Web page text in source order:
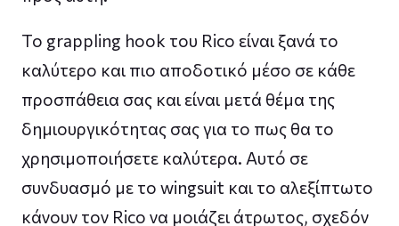
Το grappling hook του Rico είναι ξανά το
καλύτερο και πιο αποδοτικό μέσο σε κάθε
προσπάθεια σας και είναι μετά θέμα της
δημιουργικότητας σας για το πως θα το
χρησιμοποιήσετε καλύτερα. Αυτό σε
συνδυασμό με τo wingsuit και το αλεξίπτωτο
κάνουν τον Rico να μοιάζει άτρωτος, σχεδόν